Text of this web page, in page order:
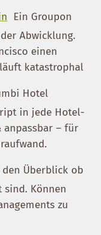
Ein Groupon
Abwicklung.
einen
katastrophal
Hotel
in jede Hotel-
anpassbar – für
Überblick ob
sind. Können
zu